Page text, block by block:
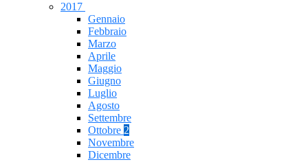
2017
Gennaio
Febbraio
Marzo
Aprile
Maggio
Giugno
Luglio
Agosto
Settembre
Ottobre 2
Novembre
Dicembre